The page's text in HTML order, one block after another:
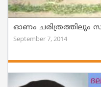
ഓണം ചരിത്രത്തിലും
September 7, 2014